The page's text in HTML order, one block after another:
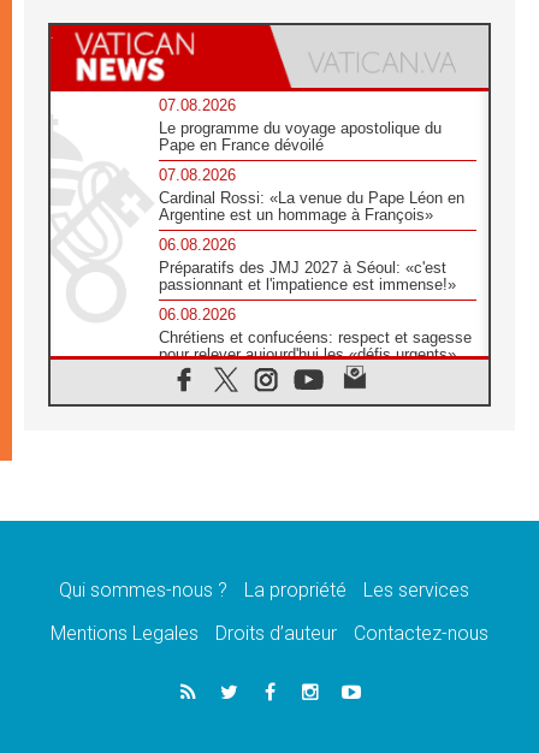
07.08.2026
Le programme du voyage apostolique du
Pape en France dévoilé
07.08.2026
Cardinal Rossi: «La venue du Pape Léon en
Argentine est un hommage à François»
06.08.2026
Préparatifs des JMJ 2027 à Séoul: «c'est
passionnant et l'impatience est immense!»
06.08.2026
Chrétiens et confucéens: respect et sagesse
pour relever aujourd'hui les «défis urgents»
06.08.2026
À Sainte-Marie-Majeure, la grâce de Dieu
«les chrétiens veulent la paix»
Au Mexique, le cardinal Parolin invite à être
06.08.2026
À Assise, le Pape invite les jeunes à
Qui sommes-nous ? La propriété
Les services
Mentions Legales
Droits d’auteur Contactez-nous